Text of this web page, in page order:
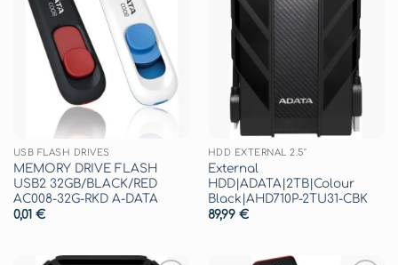
Aggiungi
alla lista
dei
desideri
USB FLASH DRIVES
MEMORY DRIVE FLASH
USB2 32GB/BLACK/RED
AC008-32G-RKD A-DATA
0,01 €
Aggiungi
alla lista
dei
desideri
HDD EXTERNAL 2.5"
External
HDD|ADATA|2TB|Colour
Black|AHD710P-2TU31-CBK
89,99 €